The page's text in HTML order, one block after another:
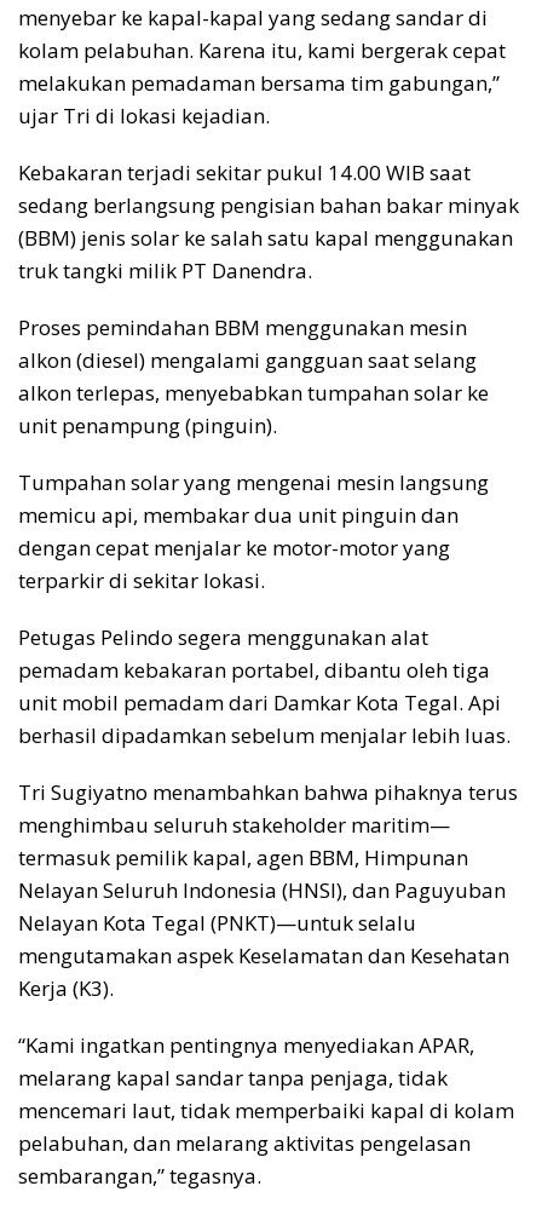
menyebar ke kapal-kapal yang sedang sandar di
kolam pelabuhan. Karena itu, kami bergerak cepat
melakukan pemadaman bersama tim gabungan,”
ujar Tri di lokasi kejadian.
Kebakaran terjadi sekitar pukul 14.00 WIB saat
sedang berlangsung pengisian bahan bakar minyak
(BBM) jenis solar ke salah satu kapal menggunakan
truk tangki milik PT Danendra.
Proses pemindahan BBM menggunakan mesin
alkon (diesel) mengalami gangguan saat selang
alkon terlepas, menyebabkan tumpahan solar ke
unit penampung (pinguin).
Tumpahan solar yang mengenai mesin langsung
memicu api, membakar dua unit pinguin dan
dengan cepat menjalar ke motor-motor yang
terparkir di sekitar lokasi.
Petugas Pelindo segera menggunakan alat
pemadam kebakaran portabel, dibantu oleh tiga
unit mobil pemadam dari Damkar Kota Tegal. Api
berhasil dipadamkan sebelum menjalar lebih luas.
Tri Sugiyatno menambahkan bahwa pihaknya terus
menghimbau seluruh stakeholder maritim—
termasuk pemilik kapal, agen BBM, Himpunan
Nelayan Seluruh Indonesia (HNSI), dan Paguyuban
Nelayan Kota Tegal (PNKT)—untuk selalu
mengutamakan aspek Keselamatan dan Kesehatan
Kerja (K3).
“Kami ingatkan pentingnya menyediakan APAR,
melarang kapal sandar tanpa penjaga, tidak
mencemari laut, tidak memperbaiki kapal di kolam
pelabuhan, dan melarang aktivitas pengelasan
sembarangan,” tegasnya.